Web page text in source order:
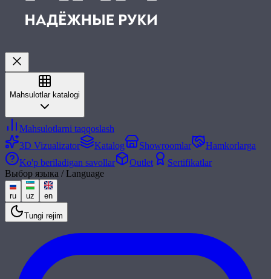
Mahsulotlar katalogi
Mahsulotlarni taqqoslash
3D Vizualizator
Katalog Showroomlar
Hamkorlarga
Ko'p beriladigan savollar
Outlet
Sertifikatlar
Выбор языка / Language
ru uz en
Tungi rejim